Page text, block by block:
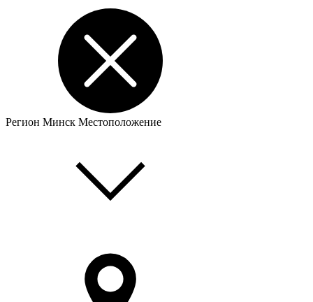
Регион Минск Местоположение